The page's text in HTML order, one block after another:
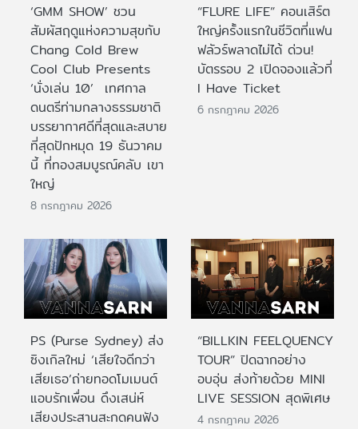
‘GMM SHOW’ ชวน
สัมผัสฤดูแห่งความสุขกับ
Chang Cold Brew
Cool Club Presents
‘นั่งเล่น 10’ เทศกาล
ดนตรีท่ามกลางธรรมชาติ
บรรยากาศดีที่สุดและสบาย
ที่สุดปักหมุด 19 ธันวาคม
นี้ ที่ทองสมบูรณ์คลับ เขา
ใหญ่
8 กรกฎาคม 2026
“FLURE LIFE” คอนเสิร์ต
ใหญ่ครั้งแรกในชีวิตที่แฟน
ฟลัวร์พลาดไม่ได้ ด่วน!
บัตรรอบ 2 เปิดจองแล้วที่
I Have Ticket
6 กรกฎาคม 2026
PS (Purse Sydney) ส่ง
ซิงเกิลใหม่ ‘เสียใจดีกว่า
เสียเธอ’ถ่ายทอดโมเมนต์
แอบรักเพื่อน ดึงเสน่ห์
เสียงประสานสะกดคนฟัง
“BILLKIN FEELQUENCY
TOUR” ปิดฉากอย่าง
อบอุ่น ส่งท้ายด้วย MINI
LIVE SESSION สุดพิเศษ
4 กรกฎาคม 2026